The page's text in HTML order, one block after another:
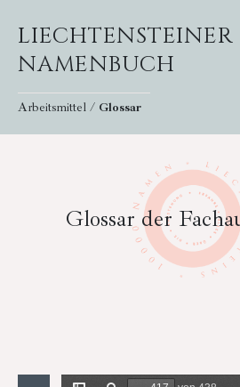
LIECHTENSTEINER
NAMENBUCH
Arbeitsmittel / Glossar
Glossar der